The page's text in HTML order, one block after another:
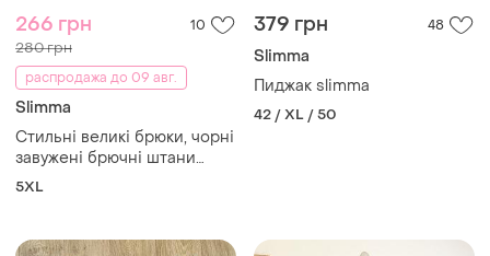
266 грн 10
280 грн
распродажа до 09 авг.
Slimma
Стильні великі брюки, чорні
завужені брючні штани
батал
5XL
379 грн 48
Slimma
Пиджак slimma
42 / XL / 50